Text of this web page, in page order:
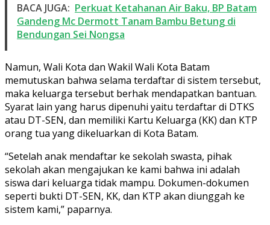
BACA JUGA: Perkuat Ketahanan Air Baku, BP Batam
Gandeng Mc Dermott Tanam Bambu Betung di
Bendungan Sei Nongsa
Namun, Wali Kota dan Wakil Wali Kota Batam
memutuskan bahwa selama terdaftar di sistem tersebut,
maka keluarga tersebut berhak mendapatkan bantuan.
Syarat lain yang harus dipenuhi yaitu terdaftar di DTKS
atau DT-SEN, dan memiliki Kartu Keluarga (KK) dan KTP
orang tua yang dikeluarkan di Kota Batam.
“Setelah anak mendaftar ke sekolah swasta, pihak
sekolah akan mengajukan ke kami bahwa ini adalah
siswa dari keluarga tidak mampu. Dokumen-dokumen
seperti bukti DT-SEN, KK, dan KTP akan diunggah ke
sistem kami,” paparnya.